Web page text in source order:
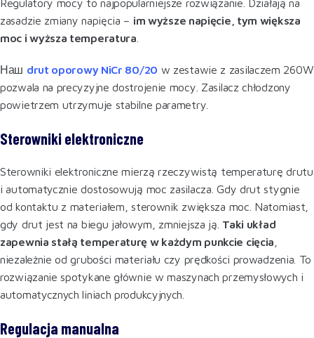
Regulatory mocy to najpopularniejsze rozwiązanie. Działają na
zasadzie zmiany napięcia – im wyższe napięcie, tym większa
moc i wyższa temperatura
Наш drut oporowy NiCr 80/20 w zestawie z zasilaczem 260W
pozwala na precyzyjne dostrojenie mocy. Zasilacz chłodzony
powietrzem utrzymuje stabilne parametry.
Sterowniki elektroniczne
Sterowniki elektroniczne mierzą rzeczywistą temperaturę drutu
i automatycznie dostosowują moc zasilacza. Gdy drut stygnie
od kontaktu z materiałem, sterownik zwiększa moc. Natomiast,
gdy drut jest na biegu jałowym, zmniejsza ją. Taki układ
zapewnia stałą temperaturę w każdym punkcie cięcia
niezależnie od grubości materiału czy prędkości prowadzenia. To
rozwiązanie spotykane głównie w maszynach przemysłowych i
automatycznych liniach produkcyjnych.
Regulacja manualna